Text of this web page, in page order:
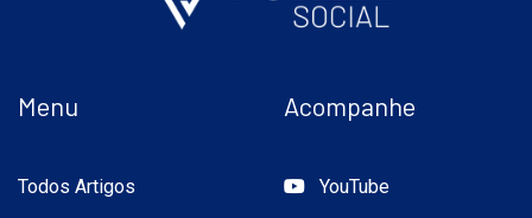
Menu
Todos Artigos
Acompanhe
YouTube